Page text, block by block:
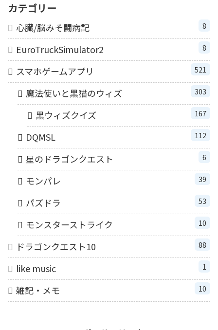
カテゴリー
心臓/脳みそ闘病記 8
EuroTruckSimulator2 8
スマホゲームアプリ 521
魔法使いと黒猫のウィズ 303
黒ウィズクイズ 167
DQMSL 112
星のドラゴンクエスト 6
モンパレ 39
パズドラ 53
モンスターストライク 10
ドラゴンクエスト10 88
like music 1
雑記・メモ 10